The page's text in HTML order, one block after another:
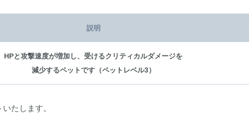
説明
HPと攻撃速度が増加し、受けるクリティカルダメージを
減少するペットです（ペットレベル3）
たします。